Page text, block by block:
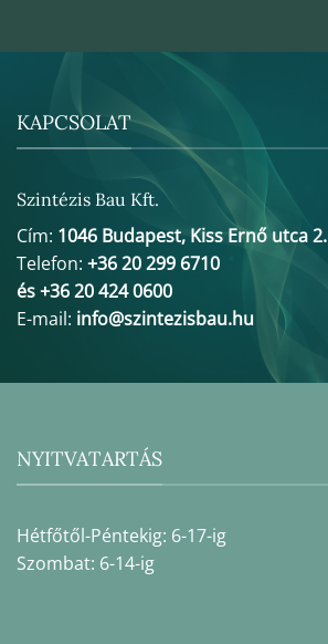
KAPCSOLAT
Szintézis Bau Kft.
Cím: 1046 Budapest, Kiss Ernő utca 2.
Telefon: +36 20 299 6710
és +36 20 424 0600
E-mail: info@szintezisbau.hu
NYITVATARTÁS
Hétfőtől-Péntekig: 6-17-ig
Szombat: 6-14-ig